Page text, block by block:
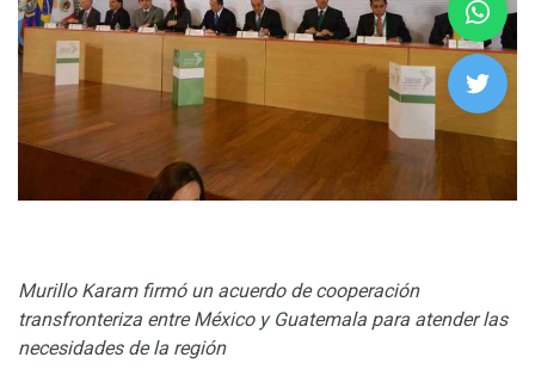
Murillo Karam firmó un acuerdo de cooperación
transfronteriza entre México y Guatemala para atender las
necesidades de la región